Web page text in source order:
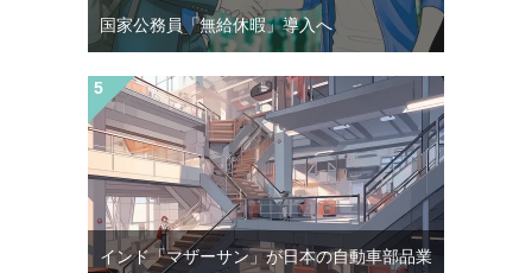
国家公務員「無給休暇」導入へ
インド「マザーサン」が日本の自動車部品業